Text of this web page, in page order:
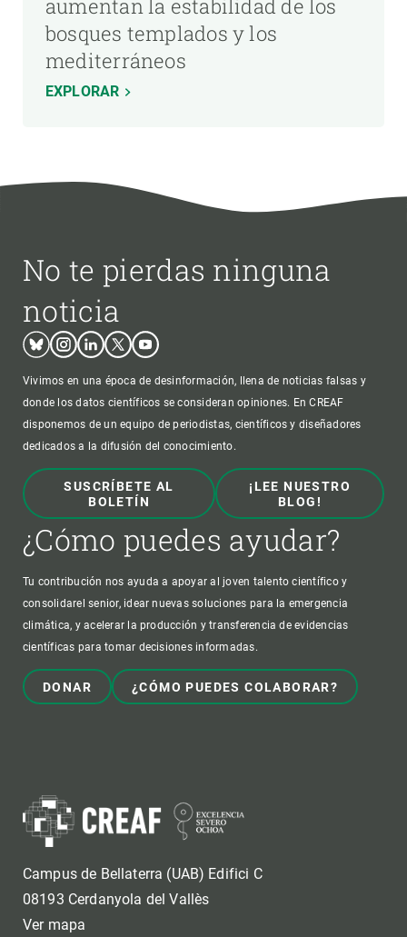
aumentan la estabilidad de los
bosques templados y los
mediterráneos
EXPLORAR
No te pierdas ninguna
noticia
BlueskyInstagram
LinkedinTwitterYoutube
Vivimos en una época de desinformación, llena de noticias falsas y
donde los datos científicos se consideran opiniones. En CREAF
disponemos de un equipo de periodistas, científicos y diseñadores
dedicados a la difusión del conocimiento.
SUSCRÍBETE AL
BOLETÍN
¡LEE NUESTRO
BLOG!
¿Cómo puedes ayudar?
Tu contribución nos ayuda a apoyar al joven talento científico y
consolidarel senior, idear nuevas soluciones para la emergencia
climática, y acelerar la producción y transferencia de evidencias
científicas para tomar decisiones informadas.
DONAR ¿CÓMO PUEDES COLABORAR?
Campus de Bellaterra (UAB) Edifici C
08193 Cerdanyola del Vallès
Ver mapa